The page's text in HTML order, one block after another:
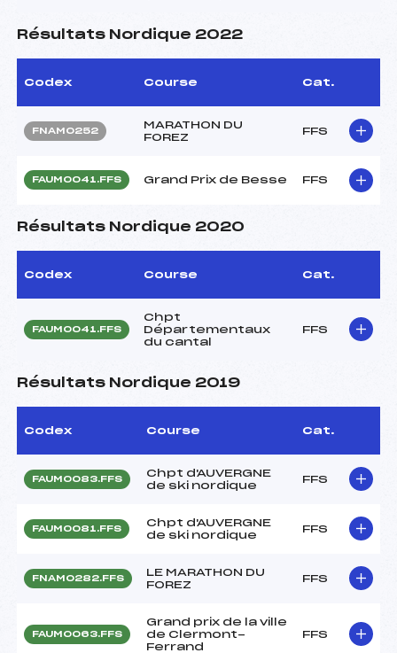
Résultats Nordique 2022
Codex Course Cat.
FNAM0252
MARATHON DU
FOREZ
FFS
FAUM0041.FFS Grand Prix de Besse FFS
Résultats Nordique 2020
Codex Course Cat.
FAUM0041.FFS
Chpt
Départementaux
du cantal
FFS
Résultats Nordique 2019
Codex Course Cat.
FAUM0083.FFS
Chpt d'AUVERGNE
de ski nordique
FFS
FAUM0081.FFS
Chpt d'AUVERGNE
de ski nordique
FFS
FNAM0282.FFS
LE MARATHON DU
FOREZ
FFS
FAUM0063.FFS
Grand prix de la ville
de Clermont-
Ferrand
FFS